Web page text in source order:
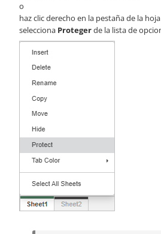
o
haz clic derecho en la pestaña de la
selecciona Protegerde la lista de